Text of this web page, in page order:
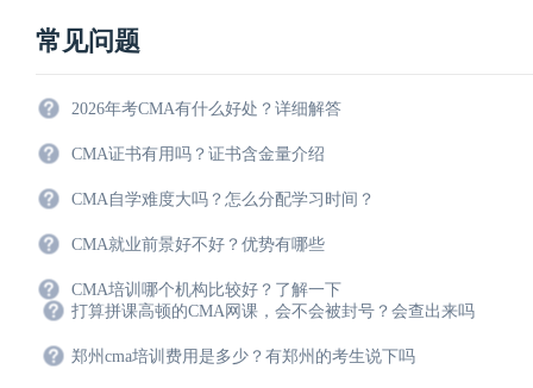
常见问题
2026年考CMA有什么好处？详细解答
CMA证书有用吗？证书含金量介绍
CMA自学难度大吗？怎么分配学习时间？
CMA就业前景好不好？优势有哪些
CMA培训哪个机构比较好？了解一下
打算拼课高顿的CMA网课，会不会被封号？会查出来吗
郑州cma培训费用是多少？有郑州的考生说下吗